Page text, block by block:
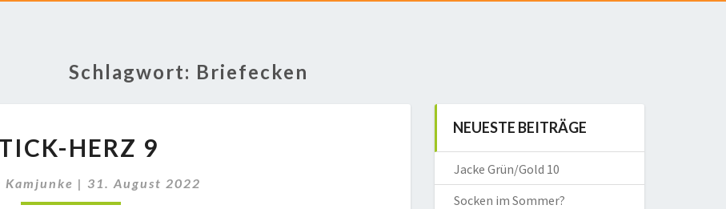
Schlagwort: Briefecken
HERZ
HERZ 9
Kamjunke | 31. August 2022
NEUESTE BEITRÄGE
Jacke Grün/Gold 10
Socken im Sommer?